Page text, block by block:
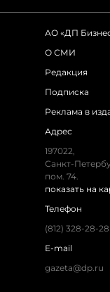
АО «ДП
О СМИ
Редакция
Подписка
Реклама в
Адрес
197022,
Санкт-
пом. 74.
показать на
Телефон
(812) 328-28-28
E-mail
gazeta@dp.ru